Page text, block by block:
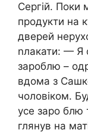
Сергій. Поки
продукти на
дверей
nлакати: — Я
зароблю –
вдома з
чоловіком.
усе заро блю
глянув на